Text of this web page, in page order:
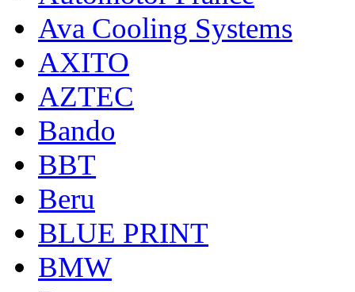
Ava Cooling Systems
AXITO
AZTEC
Bando
BBT
Beru
BLUE PRINT
BMW